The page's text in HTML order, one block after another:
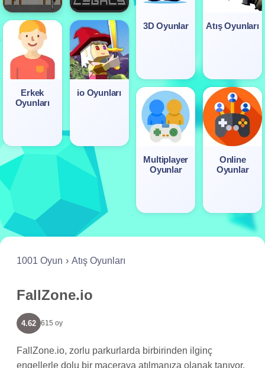
3D Oyunlar Atış Oyunları
Erkek
Oyunları
io Oyunları
Multiplayer
Oyunlar
Online
Oyunlar
1001 Oyun Atış Oyunları
FallZone.io
4.62 615 oy
FallZone.io, zorlu parkurlarda birbirinden ilginç
engellerle dolu bir maceraya atılmanıza olanak tanıyor.